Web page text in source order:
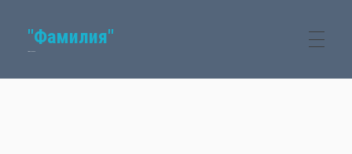
"Фамилия"